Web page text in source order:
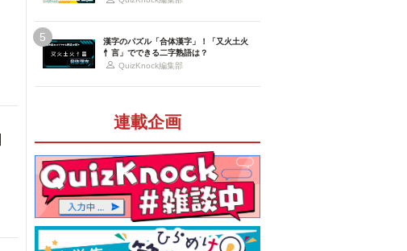
5
漢字のパズル「合体漢字」！「又火土火
忄言」でできる二字熟語は？
QuizKnock編集部
連載企画